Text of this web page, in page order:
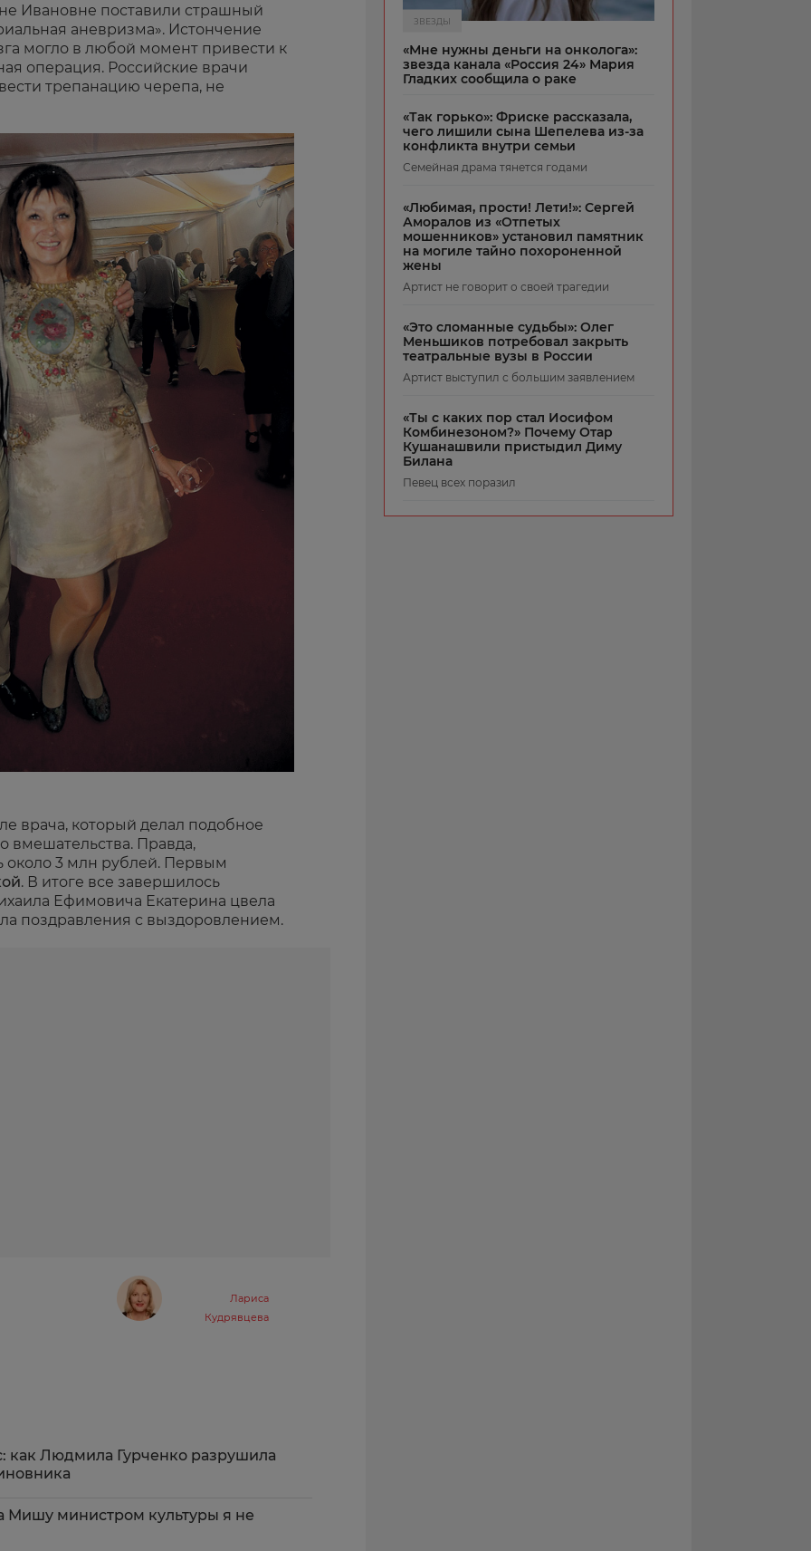
Ивановне поставили страшный
аневризма». Истончение
могло в любой момент привести к
операция. Российские врачи
трепанацию черепа, не
врача, который делал подобное
вмешательства. Правда,
около 3 млн рублей. Первым
. В итоге все завершилось
Ефимовича Екатерина цвела
поздравления с выздоровлением.
Лариса
Кудрявцева
как Людмила Гурченко разрушила
министром культуры я не
ЗВЕЗДЫ
«Мне нужны деньги на онколога»:
звезда канала «Россия 24» Мария
Гладких сообщила о раке
«Так горько»: Фриске рассказала,
чего лишили сына Шепелева из-за
конфликта внутри семьи
Семейная драма тянется годами
«Любимая, прости! Лети!»: Сергей
Аморалов из «Отпетых
мошенников» установил памятник
на могиле тайно похороненной
жены
Артист не говорит о своей трагедии
«Это сломанные судьбы»: Олег
Меньшиков потребовал закрыть
театральные вузы в России
Артист выступил с большим заявлением
«Ты с каких пор стал Иосифом
Комбинезоном?» Почему Отар
Кушанашвили пристыдил Диму
Билана
Певец всех поразил